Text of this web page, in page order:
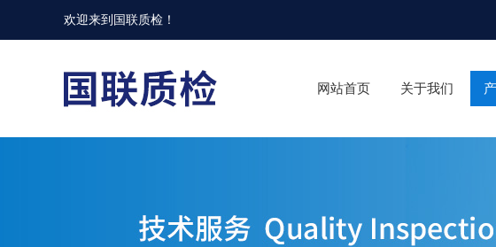
欢迎来到 国联质检 ！
网站首页 关于我们